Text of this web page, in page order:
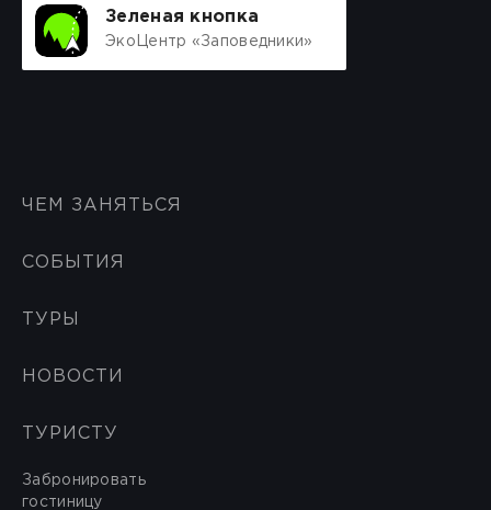
Зеленая кнопка
ЭкоЦентр «Заповедники»
ЧЕМ ЗАНЯТЬСЯ
СОБЫТИЯ
ТУРЫ
НОВОСТИ
ТУРИСТУ
Забронировать
гостиницу